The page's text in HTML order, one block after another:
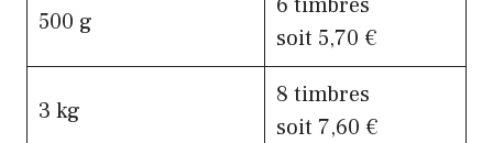
500 g
soit 5,70 €
3 kg
8 timbres
soit 7,60 €